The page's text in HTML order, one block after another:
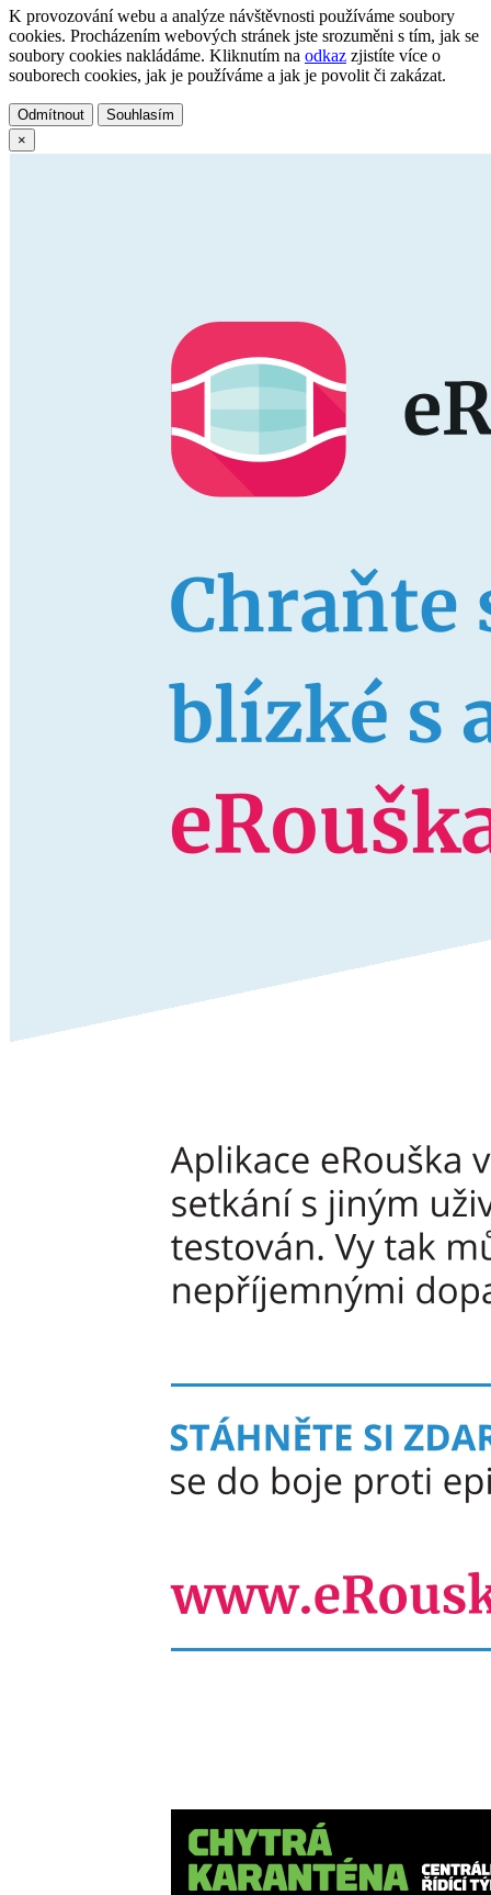
K provozování webu a analýze návštěvnosti používáme soubory
cookies. Procházením webových stránek jste srozuměni s tím, jak se
soubory cookies nakládáme. Kliknutím na odkaz zjistíte více o
souborech cookies, jak je používáme a jak je povolit či zakázat.
Odmítnout
Souhlasím
×